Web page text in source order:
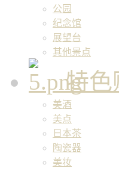
公园
纪念馆
展望台
其他景点
特色
美酒
美点
日本茶
陶瓷器
美妆